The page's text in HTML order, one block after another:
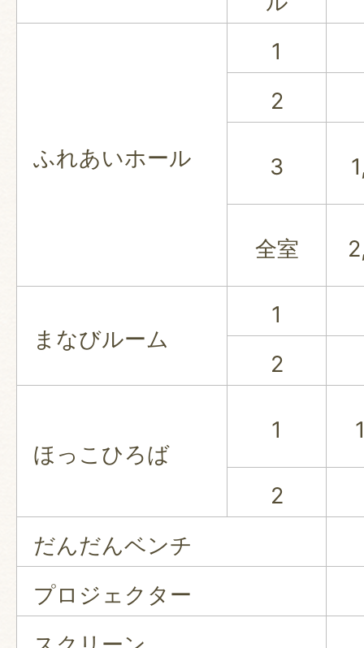
ふれあいホール
1
2
3
全室
まなびルーム
1
2
ほっこひろば
1
2
だんだんベンチ
プロジェクター